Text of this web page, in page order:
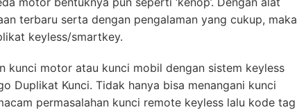
terbaru serta dengan pengalaman yang cukup, maka
keyless/smartkey.
kunci motor atau kunci mobil dengan sistem keyless
Duplikat Kunci. Tidak hanya bisa menangani kunci
permasalahan kunci remote keyless lalu kode tag